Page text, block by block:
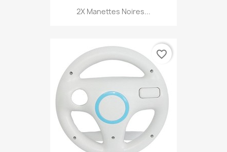
2X Manettes Noires...
favorite_border